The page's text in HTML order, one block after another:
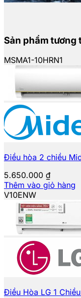
Sản phẩm tương
MSMA1-10HRN1
Điều hòa 2 chiều
5.650.000 ₫
Thêm vào giỏ hàng
V10ENW
Điều Hòa LG 1